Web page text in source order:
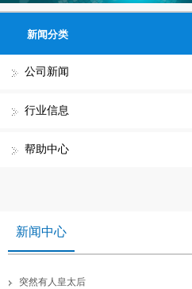
新闻分类
公司新闻
行业信息
帮助中心
新闻中心
突然有人皇太后